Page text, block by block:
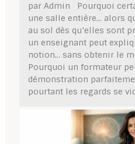
par Admin Pourquoi
une salle entière… alors
au sol dès qu’elles sont
un enseignant peut
notion… sans obtenir le
Pourquoi un formateur
démonstration
pourtant les regards se